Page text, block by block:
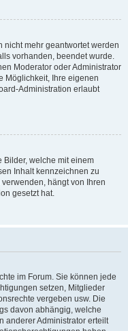
nicht mehr geantwortet werden
vorhanden, beendet wurde.
Moderator oder Administrator
Möglichkeit, Ihre eigenen
Administration erlaubt
Bilder, welche mit einem
Inhalt kennzeichnen zu
hängt von Ihren
gesetzt hat.
im Forum. Sie können jede
setzen, Mitglieder
vergeben usw. Die
davon abhängig, welche
anderer Administrator erteilt